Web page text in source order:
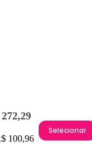
100,96
Selecionar